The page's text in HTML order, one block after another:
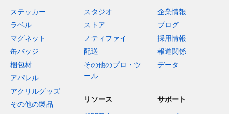
ステッカー
ラベル
マグネット
缶バッジ
梱包材
アパレル
アクリルグッズ
その他の製品
スタジオ
ストア
ノティファイ
配送
その他のプロ・ツ
ール
企業情報
ブログ
採用情報
報道関係
データ
リソース
サポート